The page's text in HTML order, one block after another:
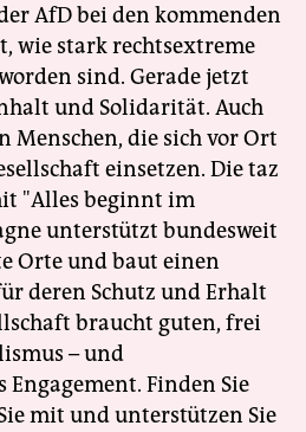
AfD bei den kommenden
wie stark rechtsextreme
sind. Gerade jetzt
und Solidarität. Auch
Menschen, die sich vor Ort
einsetzen. Die taz
"Alles beginnt im
unterstützt bundesweit
Orte und baut einen
deren Schutz und Erhalt
braucht guten, frei
– und
Finden Sie
mit und unterstützen Sie